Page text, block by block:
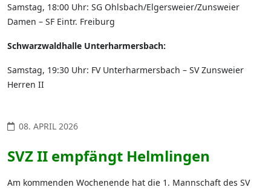
Samstag, 18:00 Uhr: SG Ohlsbach/Elgersweier/Zunsweier
Damen – SF Eintr. Freiburg
Schwarzwaldhalle Unterharmersbach:
Samstag, 19:30 Uhr: FV Unterharmersbach – SV Zunsweier
Herren II
08. APRIL 2026
SVZ II empfängt Helmlingen
Am kommenden Wochenende hat die 1. Mannschaft des SV